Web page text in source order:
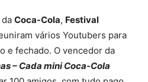
Coca-Cola, Festival
vários Youtubers para
e fechado. O vencedor da
– Cada mini Coca-Cola